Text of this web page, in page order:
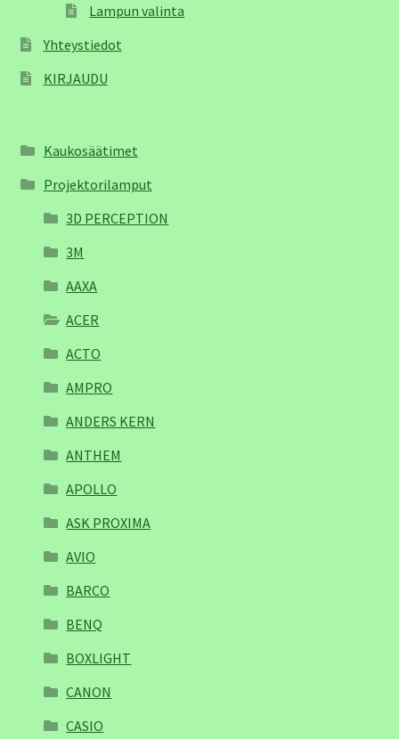
Lampun valinta
Yhteystiedot
KIRJAUDU
Kaukosäätimet
Projektorilamput
3D PERCEPTION
3M
AAXA
ACER
ACTO
AMPRO
ANDERS KERN
ANTHEM
APOLLO
ASK PROXIMA
AVIO
BARCO
BENQ
BOXLIGHT
CANON
CASIO